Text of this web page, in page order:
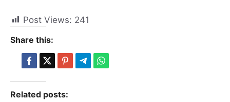
Post Views: 241
Share this:
Related posts: